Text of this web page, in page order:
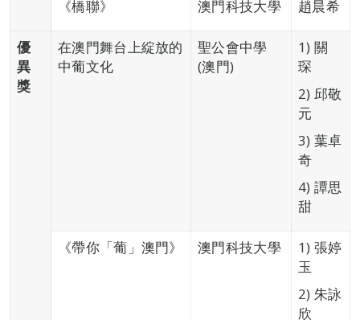
《橋聯》 澳門科技大學 趙晨希
優
異
獎
在澳門舞台上綻放的
中葡文化
聖公會中學
(澳門)
1) 關
琛
2) 邱敬
元
3) 葉卓
奇
4) 譚思
甜
《帶你「葡」澳門》 澳門科技大學
1) 張婷
玉
2) 朱詠
欣